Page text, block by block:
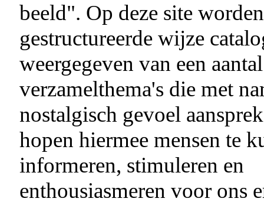
beeld". Op deze site
gestructureerde wijze
weergegeven van een aantal
verzamelthema's die met
nostalgisch gevoel
hopen hiermee mensen te
informeren, stimuleren en
enthousiasmeren voor ons